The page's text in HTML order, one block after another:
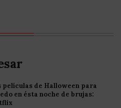
películas de Halloween para
en ésta noche de brujas: